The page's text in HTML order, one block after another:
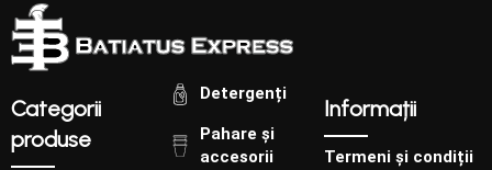
Categorii
produse
Detergenți
Pahare și
accesorii
Informații
Termeni și condiții